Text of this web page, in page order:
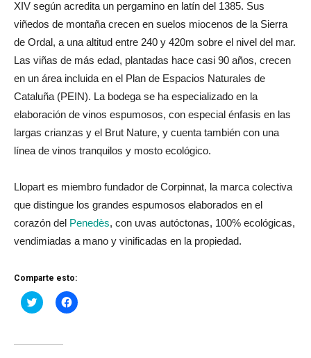
XIV según acredita un pergamino en latín del 1385. Sus
viñedos de montaña crecen en suelos miocenos de la Sierra
de Ordal, a una altitud entre 240 y 420m sobre el nivel del mar.
Las viñas de más edad, plantadas hace casi 90 años, crecen
en un área incluida en el Plan de Espacios Naturales de
Cataluña (PEIN). La bodega se ha especializado en la
elaboración de vinos espumosos, con especial énfasis en las
largas crianzas y el Brut Nature, y cuenta también con una
línea de vinos tranquilos y mosto ecológico.
Llopart es miembro fundador de Corpinnat, la marca colectiva
que distingue los grandes espumosos elaborados en el
corazón del Penedès, con uvas autóctonas, 100% ecológicas,
vendimiadas a mano y vinificadas en la propiedad.
Comparte esto:
Haz
clic
Twitter
Haz
clic